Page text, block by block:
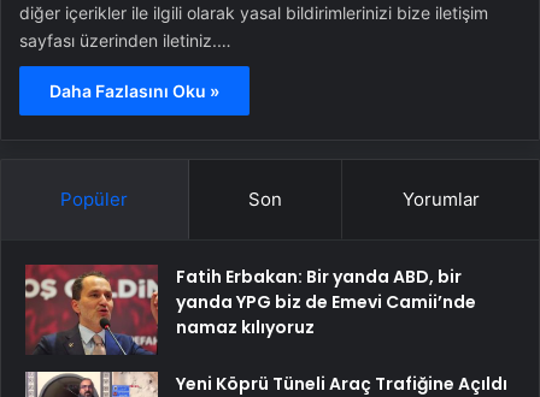
diğer içerikler ile ilgili olarak yasal bildirimlerinizi bize iletişim
sayfası üzerinden iletiniz.…
Daha Fazlasını Oku »
Popüler Son Yorumlar
Fatih Erbakan: Bir yanda ABD, bir
yanda YPG biz de Emevi Camii’nde
namaz kılıyoruz
Yeni Köprü Tüneli Araç Trafiğine Açıldı